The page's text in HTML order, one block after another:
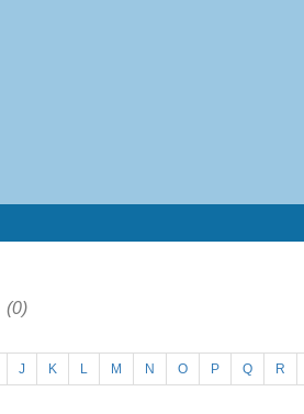
(0)
J K L M N O P Q R